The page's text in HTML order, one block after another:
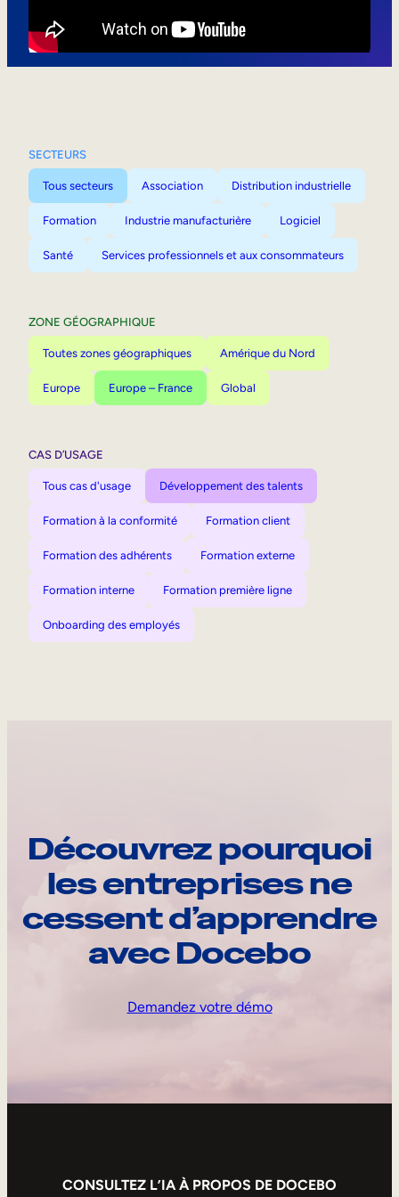
SECTEURS
Tous secteurs Association Distribution industrielle
Formation Industrie manufacturière Logiciel
Santé Services professionnels et aux consommateurs
ZONE GÉOGRAPHIQUE
Toutes zones géographiques Amérique du Nord
Europe Europe – France Global
CAS D’USAGE
Tous cas d'usage Développement des talents
Formation à la conformité Formation client
Formation des adhérents Formation externe
Formation interne Formation première ligne
Onboarding des employés
Découvrez pourquoi
les entreprises ne
cessent d’apprendre
avec Docebo
Demandez votre démo
CONSULTEZ L’IA À PROPOS DE DOCEBO